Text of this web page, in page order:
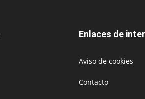
Enlaces de
Aviso de cookies
Contacto